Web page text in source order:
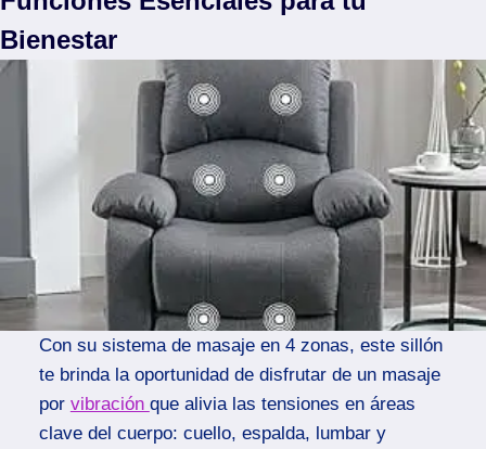
Bienestar
Con su sistema de masaje en 4 zonas, este sillón
te brinda la oportunidad de disfrutar de un masaje
por vibración que alivia las tensiones en áreas
clave del cuerpo: cuello, espalda, lumbar y